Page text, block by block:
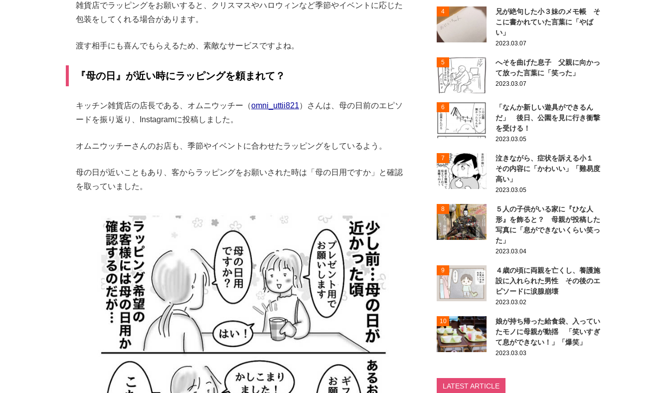
雑貨店でラッピングをお願いすると、クリスマスやハロウィンなど季節やイベントに応じた
包装をしてくれる場合があります。
渡す相手にも喜んでもらえるため、素敵なサービスですよね。
『母の日』が近い時にラッピングを頼まれて？
キッチン雑貨店の店長である、オムニウッチー（omni_uttii821）さんは、母の日前のエピソ
ードを振り返り、Instagramに投稿しました。
オムニウッチーさんのお店も、季節やイベントに合わせたラッピングをしているよう。
母の日が近いこともあり、客からラッピングをお願いされた時は「母の日用ですか」と確認
を取っていました。
4
兄が絶句した小３妹のメモ帳 そ
こに書かれていた言葉に「やば
い」
2023.03.07
5
へそを曲げた息子 父親に向かっ
て放った言葉に「笑った」
2023.03.07
6
「なんか新しい遊具ができるん
だ」 後日、公園を見に行き衝撃
を受ける！
2023.03.05
7
泣きながら、症状を訴える小１
その内容に「かわいい」「難易度
高い」
2023.03.05
8
５人の子供がいる家に『ひな人
形』を飾ると？ 母親が投稿した
写真に「息ができないくらい笑っ
た」
2023.03.04
9
４歳の頃に両親を亡くし、養護施
設に入れられた男性 その後のエ
ピソードに涙腺崩壊
2023.03.02
10
娘が持ち帰った給食袋、入ってい
たモノに母親が動揺 「笑いすぎ
て息ができない！」「爆笑」
2023.03.03
LATEST ARTICLE